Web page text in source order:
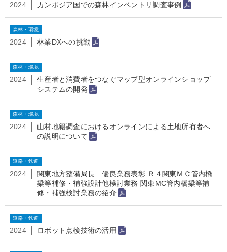
2024 カンボジア国での森林インベントリ調査事例
森林・環境
2024 林業DXへの挑戦
森林・環境
2024
生産者と消費者をつなぐマップ型オンラインショップ
システムの開発
森林・環境
2024
山村地籍調査におけるオンラインによる土地所有者へ
の説明について
道路・鉄道
2024
関東地方整備局長 優良業務表彰 Ｒ４関東ＭＣ管内橋
梁等補修・補強設計他検討業務 関東MC管内橋梁等補
修・補強検討業務の紹介
道路・鉄道
2024 ロボット点検技術の活用